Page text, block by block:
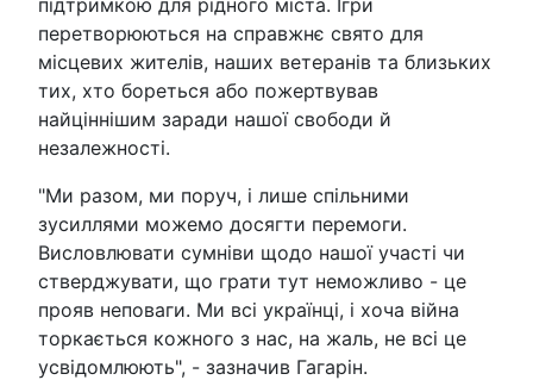
перетворюються на справжнє свято для
місцевих жителів, наших ветеранів та близьких
тих, хто бореться або пожертвував
найціннішим заради нашої свободи й
незалежності.
"Ми разом, ми поруч, і лише спільними
зусиллями можемо досягти перемоги.
Висловлювати сумніви щодо нашої участі чи
стверджувати, що грати тут неможливо - це
прояв неповаги. Ми всі українці, і хоча війна
торкається кожного з нас, на жаль, не всі це
усвідомлюють", - зазначив Гагарін.